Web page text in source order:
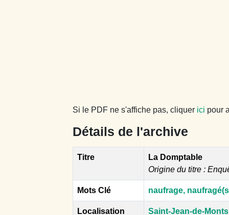
Si le PDF ne s'affiche pas, cliquer ici pour
Détails de l'archive
Titre
La Domptable
Origine du titre :
Mots Clé naufrage,
Localisation
Saint-Jean-de-Monts